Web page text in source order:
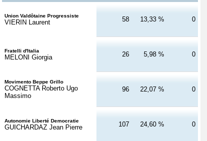
Union Valdôtaine Progressiste
VIERIN Laurent 58 13,33 % 0
Fratelli d'Italia
MELONI Giorgia 26 5,98 % 0
Movimento Beppe Grillo
COGNETTA Roberto Ugo
Massimo
96 22,07 % 0
Autonomie Liberté Democratie
GUICHARDAZ Jean Pierre 107 24,60 % 0